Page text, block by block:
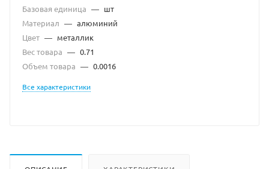
Базовая единица — шт
Материал — алюминий
Цвет — металлик
Вес товара — 0.71
Объем товара — 0.0016
Все характеристики